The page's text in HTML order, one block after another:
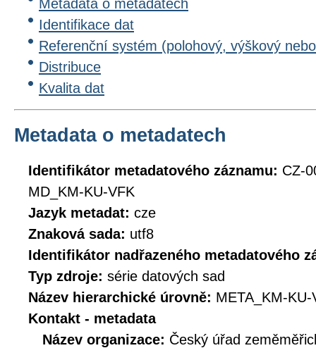
Metadata o metadatech
Identifikace dat
Referenční systém (polohový, výškový
Distribuce
Kvalita dat
Metadata o metadatech
Identifikátor metadatového záznamu: CZ-
MD_KM-KU-VFK
Jazyk metadat: cze
Znaková sada: utf8
Identifikátor nadřazeného metadatového
Typ zdroje: série datových sad
Název hierarchické úrovně: META_KM-
Kontakt - metadata
Název organizace: Český úřad